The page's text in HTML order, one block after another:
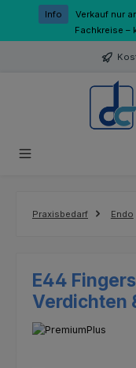
Zum Hauptinhalt springen
Info
Verkauf nur
Fachkreise –
Praxisbedarf Endo
E44
Verdichten